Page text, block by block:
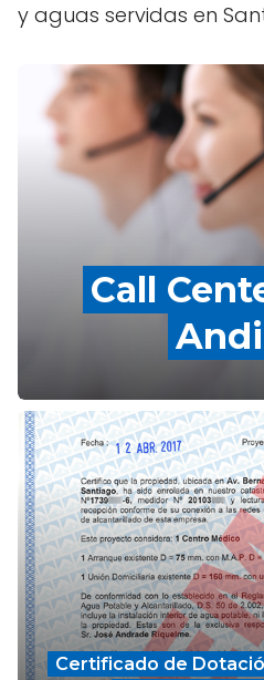
y aguas servidas en
Call
Certificado de